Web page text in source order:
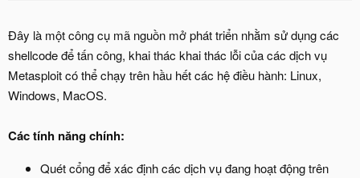
Đây là một công cụ mã nguồn mở phát triển nhằm sử dụng các
shellcode để tấn công, khai thác khai thác lỗi của các dịch vụ
Metasploit có thể chạy trên hầu hết các hệ điều hành: Linux,
Windows, MacOS.
Các tính năng chính:
Quét cổng để xác định các dịch vụ đang hoạt động trên